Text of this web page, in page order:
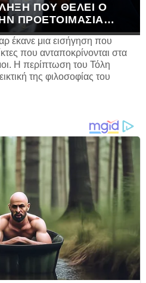
ΠΟΥ ΘΈΛΕΙ Ο
ΠΡΟΕΤΟΙΜΑΣΊΑ…
έκανε μια εισήγηση που
που ανταποκρίνονται στα
Η περίπτωση του Τόλη
της φιλοσοφίας του